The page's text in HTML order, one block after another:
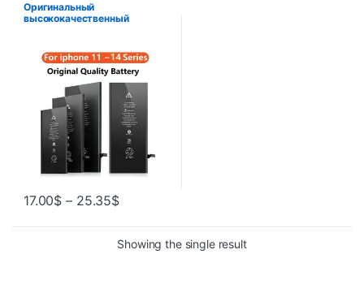
Оригинальный
высококачественный
Xs Max XR 11 Pro мобильный
телефон с бесплатными
наклейками для
инструментов
17.00$ – 25.35$
Showing the single result